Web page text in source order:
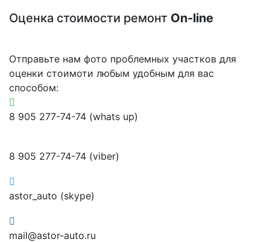
Оценка стоимости ремонт On-line
Отправьте нам фото проблемных участков для
оценки стоимоти любым удобным для вас
способом:
8 905 277-74-74 (whats up)
8 905 277-74-74 (viber)
astor_auto (skype)
mail@astor-auto.ru